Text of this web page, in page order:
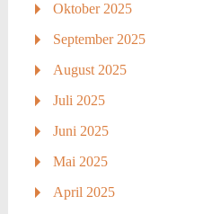
Oktober 2025
September 2025
August 2025
Juli 2025
Juni 2025
Mai 2025
April 2025